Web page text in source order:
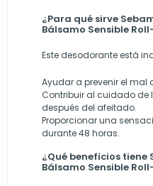
¿Para qué sirve
Bálsamo Sensible
Este desodorante está
Ayudar a prevenir el mal
Contribuir al cuidado de
después del afeitado.
Proporcionar una
durante 48 horas.
¿Qué beneficios
Bálsamo Sensible